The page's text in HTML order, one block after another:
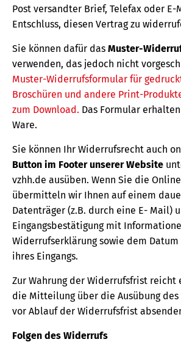
Post versandter Brief, Telefax oder
Entschluss, diesen Vertrag zu
Sie können dafür das Muster-
verwenden, das jedoch nicht
Muster-Widerrufsformular für
Broschüren und andere Print-
zum Download. Das Formular
Ware.
Sie können Ihr Widerrufsrecht auch
Button im Footer unserer Website
vzhh.de ausüben. Wenn Sie die
übermitteln wir Ihnen auf einem
Datenträger (z.B. durch eine E- Mail)
Eingangsbestätigung mit
Widerrufserklärung sowie dem
ihres Eingangs.
Zur Wahrung der Widerrufsfrist reicht
die Mitteilung über die Ausübung
vor Ablauf der Widerrufsfrist
Folgen des Widerrufs